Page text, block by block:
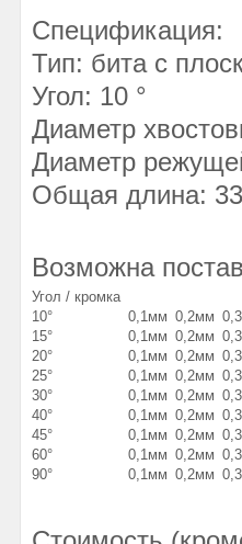
Спецификация:
Тип: бита с
Угол: 10 °
Диаметр
Диаметр
Общая длина:
Возможна
Угол / кромка
10°
0,1мм 0,2мм
15°
0,1мм 0,2мм
20°
0,1мм 0,2мм
25°
0,1мм 0,2мм
30°
0,1мм 0,2мм
40°
0,1мм 0,2мм
45°
0,1мм 0,2мм
60°
0,1мм 0,2мм
90°
0,1мм 0,2мм